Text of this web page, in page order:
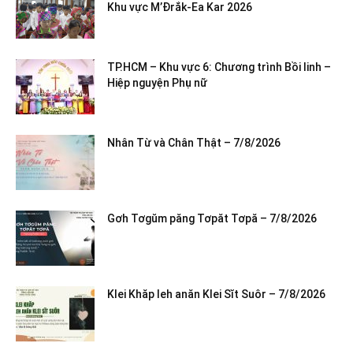
Khu vực M’Đrắk-Ea Kar 2026
TP.HCM – Khu vực 6: Chương trình Bồi linh –
Hiệp nguyện Phụ nữ
Nhân Từ và Chân Thật – 7/8/2026
Gơh Tơgŭm păng Tơpăt Tơpă – 7/8/2026
Klei Khăp leh anăn Klei Sĭt Suôr – 7/8/2026